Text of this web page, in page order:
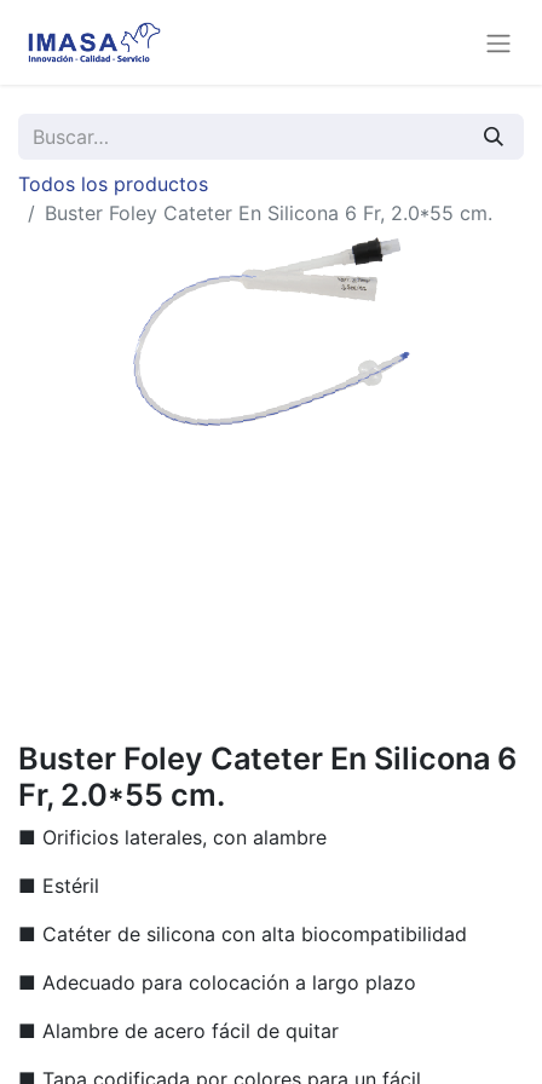
Todos los productos
Buster Foley Cateter En Silicona 6 Fr, 2.0*55 cm.
Buster Foley Cateter En Silicona 6
Fr, 2.0*55 cm.
■ Orificios laterales, con alambre
■ Estéril
■ Catéter de silicona con alta biocompatibilidad
■ Adecuado para colocación a largo plazo
■ Alambre de acero fácil de quitar
■ Tapa codificada por colores para un fácil